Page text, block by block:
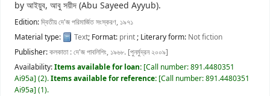
byআইয়ুব, আবু সয়ীদ (Abu Sayeed Ayyub).
Edition:দ্বিতীয় দে'জ পরিমার্জিত সংস্করণ, ১৯৭১
Material type:
Text; Format: print; Literary form: Not fiction
Publisher:কলকাতা : দে'জ পাবলিশিং, ১৯৬৮. [পুনর্মুদ্রন ২০০৯]
Availability:Items available for loan: [Call number:891.4480351
Ai95a] (2).Items available for reference: [Call number:891.4480351
Ai95a] (1).